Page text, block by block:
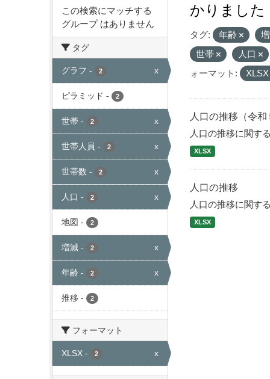
この検索にマッチする
グループ はありません
タグ
グラフ - 2 x
ピラミッド - 2
世帯 - 2 x
世帯人員 - 2 x
世帯数 - 2 x
人口 - 2 x
地図 - 2
増減 - 2 x
年齢 - 2 x
推移 - 2
フォーマット
XLSX - 2 x
かりました
タグ: 年齢
世帯
人口
ォーマット:
人口の推移（令和
人口の推移に関す
XLSX
人口の推移
人口の推移に関す
XLSX